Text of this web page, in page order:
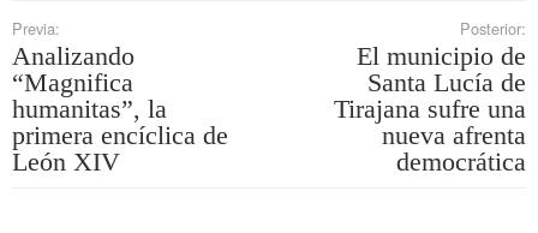
Previa:
Analizando
“Magnifica
humanitas”, la
primera encíclica de
León XIV
Posterior:
El municipio de
Santa Lucía de
Tirajana sufre una
nueva afrenta
democrática